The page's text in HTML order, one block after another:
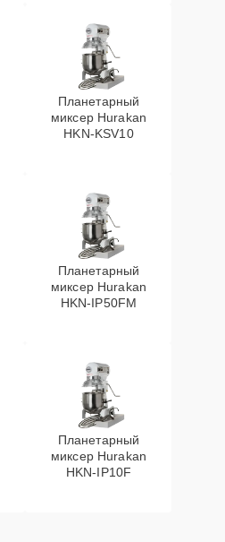
Планетарный
миксер Hurakan
HKN-KSV10
Планетарный
миксер Hurakan
HKN-IP50FM
Планетарный
миксер Hurakan
HKN-IP10F